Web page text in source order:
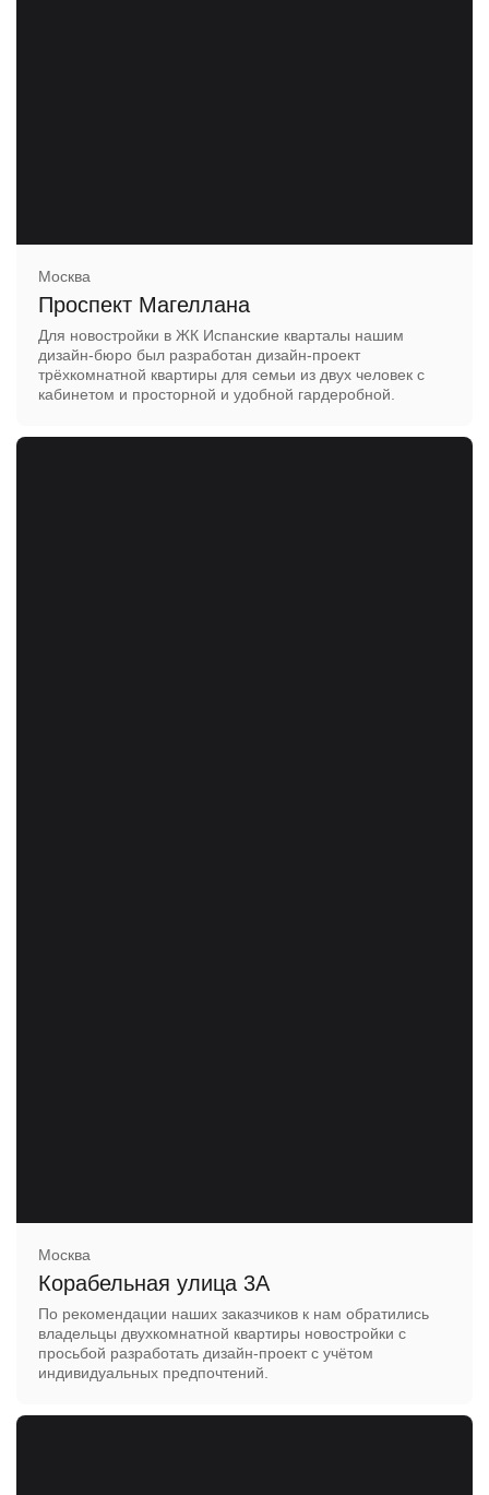
Москва
Проспект Магеллана
Для новостройки в ЖК Испанские кварталы нашим
дизайн-бюро был разработан дизайн-проект
трёхкомнатной квартиры для семьи из двух человек с
кабинетом и просторной и удобной гардеробной.
Москва
Корабельная улица 3А
По рекомендации наших заказчиков к нам обратились
владельцы двухкомнатной квартиры новостройки с
просьбой разработать дизайн-проект с учётом
индивидуальных предпочтений.